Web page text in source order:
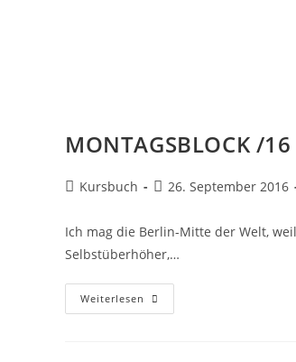
MONTAGSBLOCK /16
Kursbuch 26. September 2016
Ich mag die Berlin-Mitte der Welt,
Selbstüberhöher,…
Weiterlesen